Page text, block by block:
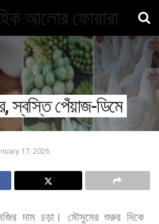
স্বস্তি পেঁয়াজ-ডিমে
17, 2026
দাম চড়া। মৌসুমের শুরুর দিকে